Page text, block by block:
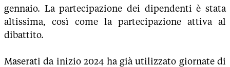
gennaio. La partecipazione dei dipendenti è stata
altissima, così come la partecipazione attiva al
dibattito.
Maserati da inizio 2024 ha già utilizzato giornate di